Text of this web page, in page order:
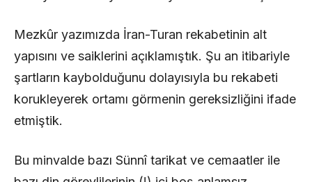
Mezkûr yazımızda İran-Turan rekabetinin alt
yapısını ve saiklerini açıklamıştık. Şu an itibariyle
şartların kaybolduğunu dolayısıyla bu rekabeti
korukleyerek ortamı görmenin gereksizliğini ifade
etmiştik.
Bu minvalde bazı Sünnî tarikat ve cemaatler ile